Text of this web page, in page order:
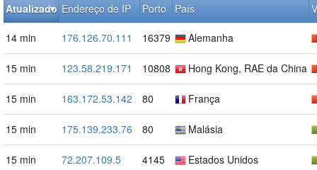
Atualizado Endereço de IP Porto País
14 min 176.126.70.111 16379 Alemanha
15 min 123.58.219.171 10808 Hong Kong, RAE da China
15 min 163.172.53.142 80 França
15 min 175.139.233.76 80 Malásia
15 min 72.207.109.5 4145 Estados Unidos